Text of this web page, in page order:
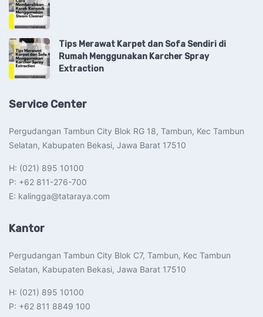
Tips Merawat Karpet dan Sofa Sendiri di
Rumah Menggunakan Karcher Spray
Extraction
Service Center
Pergudangan Tambun City Blok RG 18, Tambun, Kec Tambun
Selatan, Kabupaten Bekasi, Jawa Barat 17510​
H: (021) 895 10100
P: +62 811-276-700
E: kalingga@tataraya.com
Kantor
Pergudangan Tambun City Blok C7, Tambun, Kec Tambun
Selatan, Kabupaten Bekasi, Jawa Barat 17510​
H: (021) 895 10100
P: +62 811 8849 100